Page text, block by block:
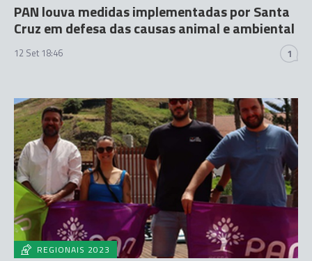
PAN louva medidas implementadas por Santa
Cruz em defesa das causas animal e ambiental
12 Set 18:46 1
REGIONAIS 2023